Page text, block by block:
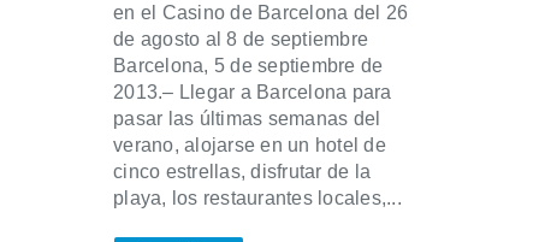
en el Casino de Barcelona del 26
de agosto al 8 de septiembre
Barcelona, 5 de septiembre de
2013.– Llegar a Barcelona para
pasar las últimas semanas del
verano, alojarse en un hotel de
cinco estrellas, disfrutar de la
playa, los restaurantes locales,...